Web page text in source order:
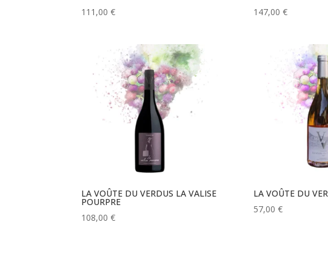
111,00€
147,00 €
LA VOÛTE DU VERDUS LA VALISE
POURPRE
108,00€
LA VOÛTE DU
57,00 €